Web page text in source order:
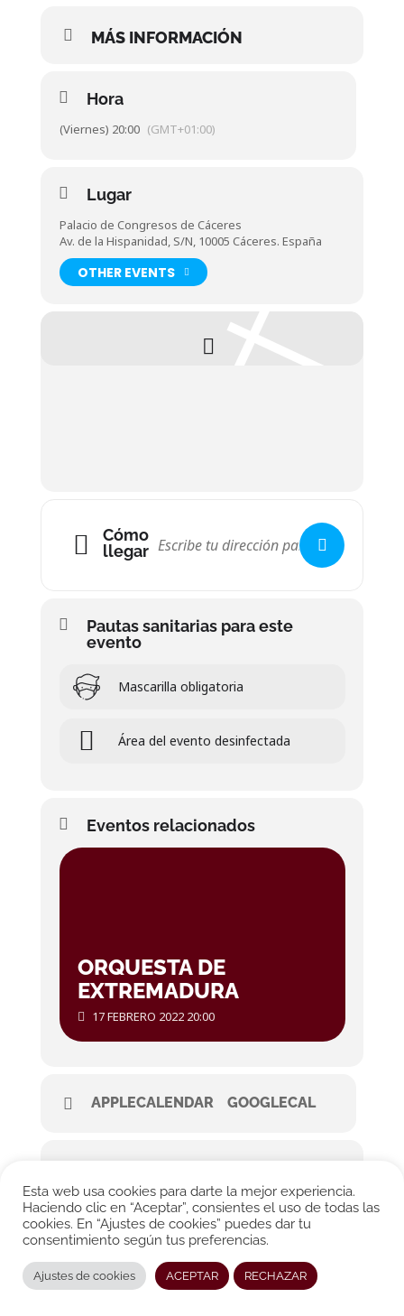
MÁS INFORMACIÓN
Hora
(Viernes) 20:00 (GMT+01:00)
Lugar
Palacio de Congresos de Cáceres
Av. de la Hispanidad, S/N, 10005 Cáceres. España
OTHER EVENTS
Cómo
llegar
Pautas sanitarias para este
evento
Mascarilla obligatoria
Área del evento desinfectada
Eventos relacionados
ORQUESTA DE
EXTREMADURA
17 FEBRERO 2022 20:00
APPLECALENDAR GOOGLECAL
© CONRADO MOYA 2026. All rights reserved.
Esta web usa cookies para darte la mejor experiencia.
Haciendo clic en “Aceptar”, consientes el uso de todas las
cookies. En “Ajustes de cookies” puedes dar tu
consentimiento según tus preferencias.
Ajustes de cookies ACEPTAR RECHAZAR